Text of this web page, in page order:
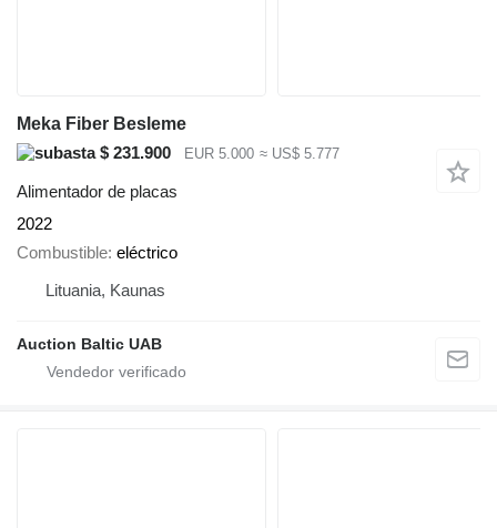
Meka Fiber Besleme
$ 231.900
EUR 5.000 ≈ US$ 5.777
Alimentador de placas
2022
Combustible eléctrico
Lituania, Kaunas
Auction Baltic UAB